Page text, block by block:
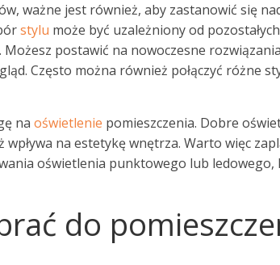
ważne jest również, aby zastanowić się
stylu może być uzależniony od
postawić na nowoczesne
Często można również połączyć różne
na oświetlenie pomieszczenia. Dobre
na estetykę wnętrza. Warto więc
oświetlenia punktowego lub ledowego,
do